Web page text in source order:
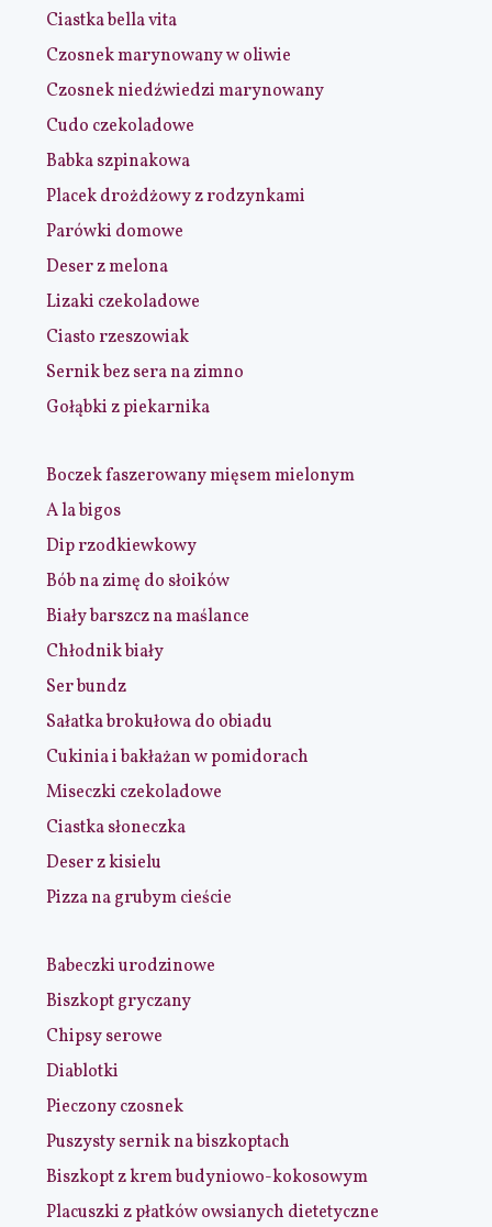
Ciastka bella vita
Czosnek marynowany w oliwie
Czosnek niedźwiedzi marynowany
Cudo czekoladowe
Babka szpinakowa
Placek drożdżowy z rodzynkami
Parówki domowe
Deser z melona
Lizaki czekoladowe
Ciasto rzeszowiak
Sernik bez sera na zimno
Gołąbki z piekarnika
Boczek faszerowany mięsem mielonym
A la bigos
Dip rzodkiewkowy
Bób na zimę do słoików
Biały barszcz na maślance
Chłodnik biały
Ser bundz
Sałatka brokułowa do obiadu
Cukinia i bakłażan w pomidorach
Miseczki czekoladowe
Ciastka słoneczka
Deser z kisielu
Pizza na grubym cieście
Babeczki urodzinowe
Biszkopt gryczany
Chipsy serowe
Diablotki
Pieczony czosnek
Puszysty sernik na biszkoptach
Biszkopt z krem budyniowo-kokosowym
Placuszki z płatków owsianych dietetyczne